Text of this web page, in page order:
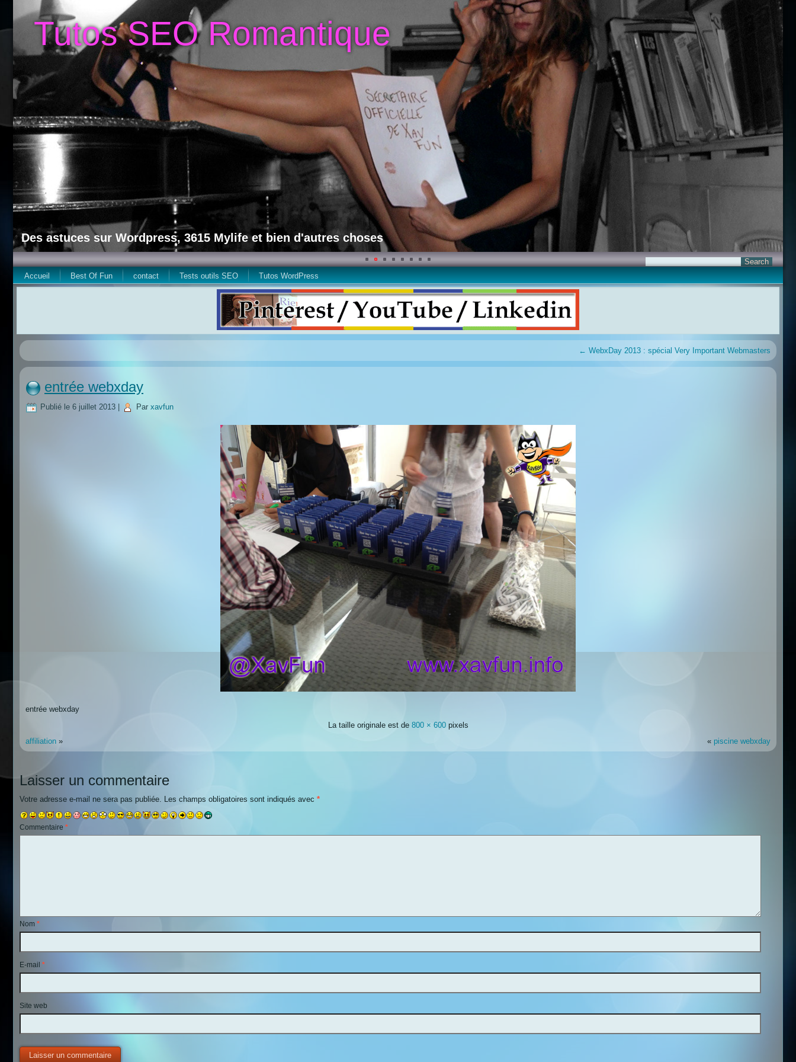
Tutos SEO Romantique
Des astuces sur Wordpress, 3615 Mylife et bien d'autres choses
Accueil Best Of Fun contact Tests outils SEO Tutos WordPress
← WebxDay 2013 : spécial Very Important Webmasters
entrée webxday
Publié le 6 juillet 2013 Par xavfun
entrée webxday
La taille originale est de 800 × 600pixels
affiliation » « piscine webxday
Laisser un commentaire
Votre adresse e-mail ne sera pas publiée. Les champs obligatoires sont indiqués avec *
Commentaire *
Nom *
E-mail *
Site web